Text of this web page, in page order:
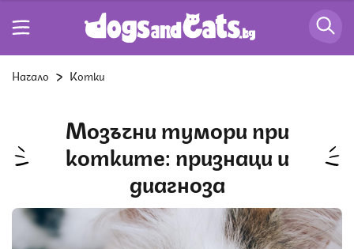
Начало Котки
Мозъчни тумори при
котките: признаци и
диагноза